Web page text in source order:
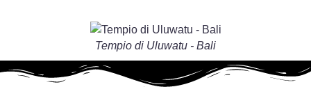
Tempio di Uluwatu - Bali